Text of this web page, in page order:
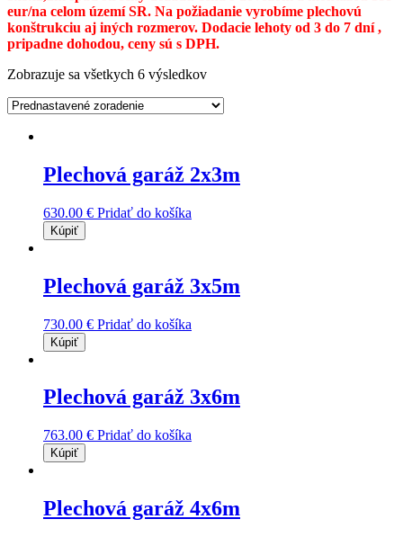
eur/na celom území SR. Na požiadanie vyrobíme plechovú
konštrukciu aj iných rozmerov. Dodacie lehoty od 3 do 7 dní ,
pripadne dohodou, ceny sú s DPH.
Zobrazuje sa všetkych 6 výsledkov
Plechová garáž 2x3m
630.00 € Pridať do košíka
Kúpiť
Plechová garáž 3x5m
730.00 € Pridať do košíka
Kúpiť
Plechová garáž 3x6m
763.00 € Pridať do košíka
Kúpiť
Plechová garáž 4x6m